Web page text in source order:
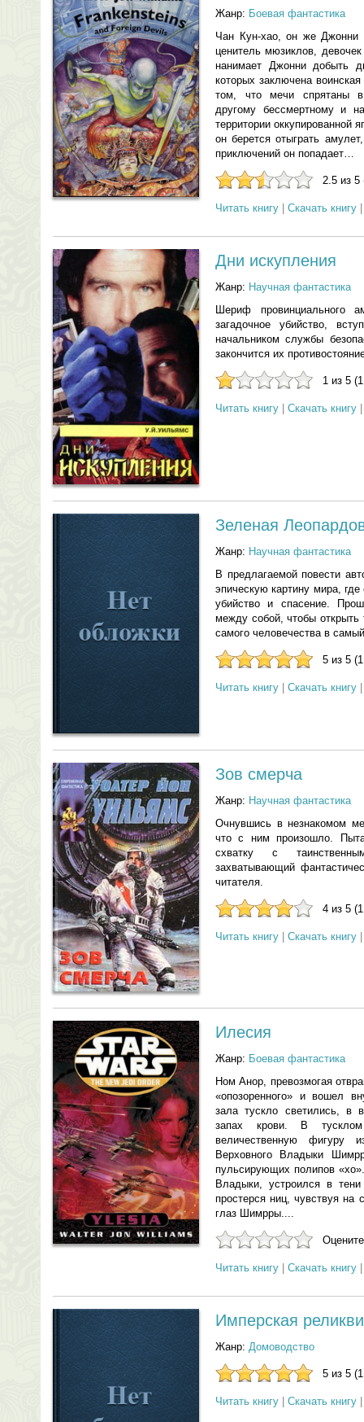
Жанр: Боевая фантастика
Чан Кун-хао, он же
ценитель мюзиклов,
нанимает Джонни добыть
которых заключена
том, что мечи спрятаны
другому бессмертному и
территории оккупированной
он берется отыграть
приключений он попадает…
2.5 из 5
Читать книгу Скачать книгу
Дни искупления
Жанр: Научная фантастика
Шериф провинциального
загадочное убийство,
начальником службы
закончится их
1 из 5
Читать книгу Скачать книгу
Зеленая
Жанр: Научная фантастика
В предлагаемой повести
эпическую картину мира,
убийство и спасение.
между собой, чтобы открыть
самого человечества в
5 из 5
Читать книгу Скачать книгу
Зов смерча
Жанр: Научная фантастика
Очнувшись в незнакомом
что с ним произошло.
схватку с
захватывающий
читателя.
4 из 5
Читать книгу Скачать книгу
Илесия
Жанр: Боевая фантастика
Ном Анор, превозмогая
«опозоренного» и вошел
зала тускло светились, в
запах крови. В
величественную фигуру
Верховного Владыки
пульсирующих полипов
Владыки, устроился в
простерся ниц, чувствуя
глаз Шимрры....
Читать книгу Скачать книгу
Имперская
Жанр: Домоводство
5 из 5
Читать книгу Скачать книгу